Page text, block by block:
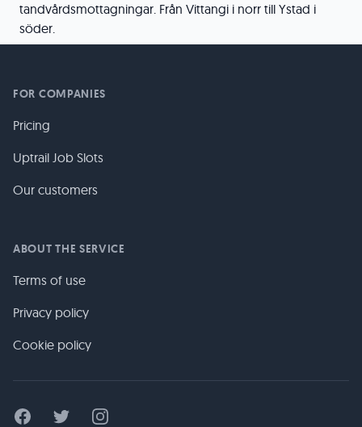
tandvårdsmottagningar. Från Vittangi i norr till Ystad i
söder.
FOR COMPANIES
Pricing
Uptrail Job Slots
Our customers
ABOUT THE SERVICE
Terms of use
Privacy policy
Cookie policy
FacebookTwitter Instagram